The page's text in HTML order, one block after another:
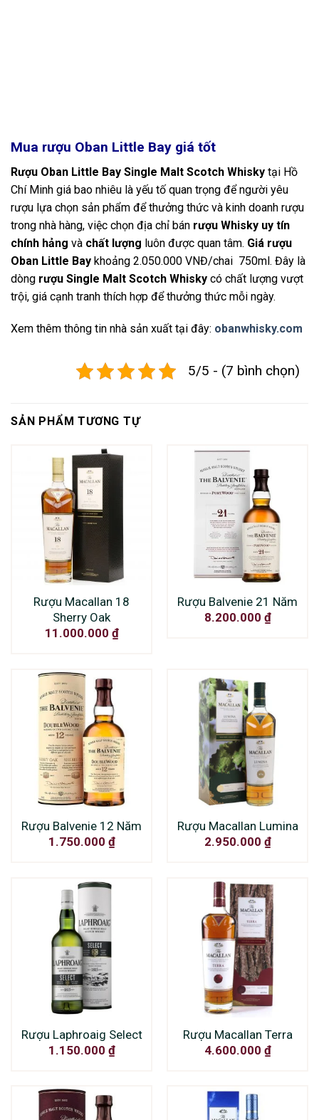
Mua rượu Oban Little Bay giá tốt
Rượu Oban Little Bay Single Malt Scotch Whisky tại Hồ
Chí Minh giá bao nhiêu là yếu tố quan trọng để người yêu
rượu lựa chọn sản phẩm để thưởng thức và kinh doanh rượu
trong nhà hàng, việc chọn địa chỉ bán rượu Whisky uy tín
chính hảng và chất lượng luôn được quan tâm. Giá rượu
Oban Little Bay khoảng 2.050.000 VNĐ/chai 750ml. Đây là
dòng rượu Single Malt Scotch Whisky có chất lượng vượt
trội, giá cạnh tranh thích hợp để thưởng thức mỗi ngày.
Xem thêm thông tin nhà sản xuất tại đây: obanwhisky.com
5/5 - (7 bình chọn)
SẢN PHẨM TƯƠNG TỰ
Rượu Macallan 18
Sherry Oak
11.000.000 ₫
Rượu Balvenie 21 Năm
8.200.000 ₫
Rượu Balvenie 12 Năm
1.750.000 ₫
Rượu Macallan Lumina
2.950.000 ₫
Rượu Laphroaig Select
1.150.000 ₫
Rượu Macallan Terra
4.600.000 ₫